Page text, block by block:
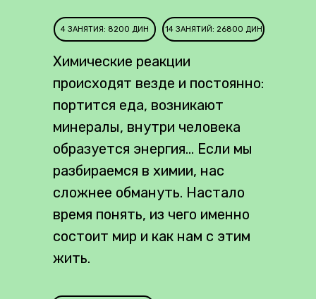
Химические реакции
происходят везде и постоянно:
портится еда, возникают
минералы, внутри человека
образуется энергия... Если мы
разбираемся в химии, нас
сложнее обмануть. Настало
время понять, из чего именно
состоит мир и как нам с этим
жить.
14 ЗАНЯТИЙ: 26800 ДИН
4 ЗАНЯТИЯ: 8200 ДИН